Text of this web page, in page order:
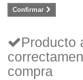
Confirmar
Producto
compra